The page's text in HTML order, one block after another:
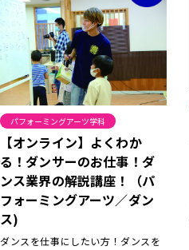
パフォーミングアーツ学科
【オンライン】よくわか
る！ダンサーのお仕事！ダ
ンス業界の解説講座！（パ
フォーミングアーツ／ダン
ス)
ダンスを仕事にしたい方！ダンスを